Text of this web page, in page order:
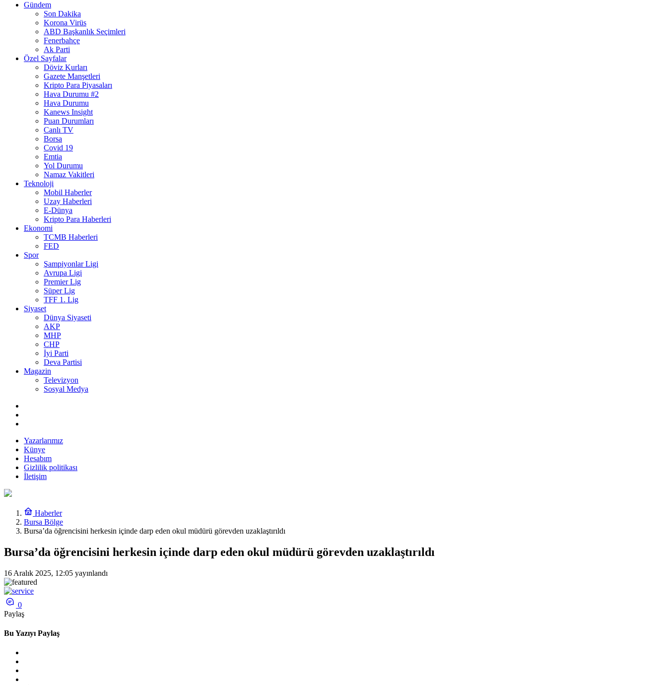
Gündem
Son Dakika
Korona Virüs
ABD Başkanlık Seçimleri
Fenerbahçe
Ak Parti
Özel Sayfalar
Döviz Kurları
Gazete Manşetleri
Kripto Para Piyasaları
Hava Durumu #2
Hava Durumu
Kanews Insight
Puan Durumları
Canlı TV
Borsa
Covid 19
Emtia
Yol Durumu
Namaz Vakitleri
Teknoloji
Mobil Haberler
Uzay Haberleri
E-Dünya
Kripto Para Haberleri
Ekonomi
TCMB Haberleri
FED
Spor
Şampiyonlar Ligi
Avrupa Ligi
Premier Lig
Süper Lig
TFF 1. Lig
Siyaset
Dünya Siyaseti
AKP
MHP
CHP
İyi Parti
Deva Partisi
Magazin
Televizyon
Sosyal Medya
Yazarlarımız
Künye
Hesabım
Gizlilik politikası
İletişim
Haberler
Bursa Bölge
Bursa’da öğrencisini herkesin içinde darp eden okul müdürü görevden uzaklaştırıldı
Bursa’da öğrencisini herkesin içinde darp eden okul müdürü görevden uzaklaştırıldı
16 Aralık 2025, 12:05 yayınlandı
0
Paylaş
Bu Yazıyı Paylaş